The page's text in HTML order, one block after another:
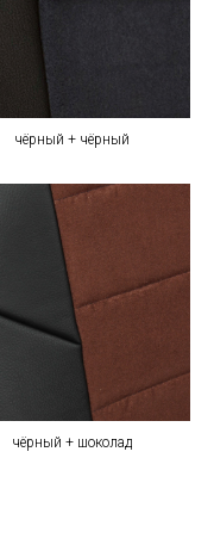
чёрный + чёрный
чёрный + шоколад